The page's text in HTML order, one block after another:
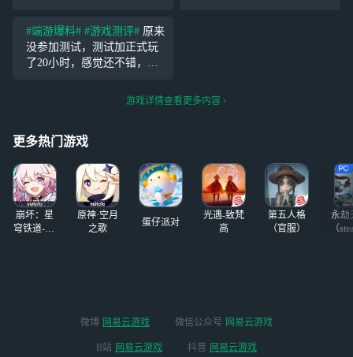
把别人打晕的那一下时
停），傻不啦叽的小动物拿
棒球棒锤别的傻不拉叽的小
#端游爆料# #游戏测评# 原来
没参加测试，测试加正式玩
了20小时，感觉还不错，目
还是过多的，后期最好可以
乐了几天
游戏详情查看更多内容
更多热门游戏
崩坏：星
穹铁道-4.4
原神·空月
之歌
蛋仔派对
光遇-致梵
高
第五人格
（官服）
永劫
（
微博 网易云游戏 微信公众号 网易云游戏
B站 网易云游戏 抖音 网易云游戏